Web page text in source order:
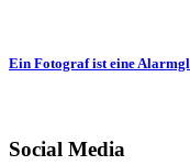
Ein Fotograf ist eine
Social Media